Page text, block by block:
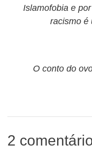
deIslamofobia e
racismo é
O conto do
2